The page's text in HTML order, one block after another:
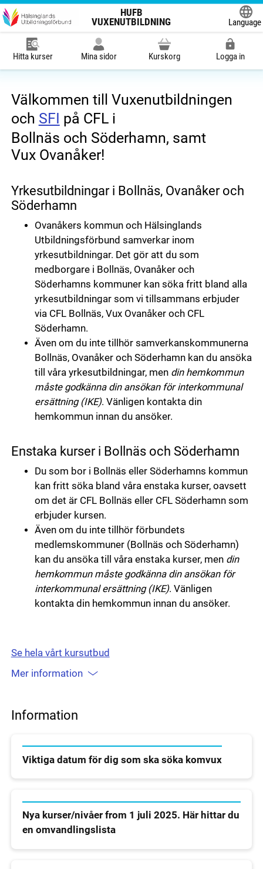
HUFB
VUXENUTBILDNING
Language
Hitta kurser Mina sidor Kurskorg Logga in
Välkommen till Vuxenutbildningen
och SFI på CFL i
Bollnäs och Söderhamn, samt
Vux Ovanåker!
Yrkesutbildningar i Bollnäs, Ovanåker och
Söderhamn
Ovanåkers kommun och Hälsinglands
Utbildningsförbund samverkar inom
yrkesutbildningar. Det gör att du som
medborgare i Bollnäs, Ovanåker och
Söderhamns kommuner kan söka fritt bland alla
yrkesutbildningar som vi tillsammans erbjuder
via CFL Bollnäs, Vux Ovanåker och CFL
Söderhamn.
Även om du inte tillhör samverkanskommunerna
Bollnäs, Ovanåker och Söderhamn kan du ansöka
till våra yrkesutbildningar, men din hemkommun
måste godkänna din ansökan för interkommunal
ersättning (IKE). Vänligen kontakta din
hemkommun innan du ansöker.
Enstaka kurser i Bollnäs och Söderhamn
Du som bor i Bollnäs eller Söderhamns kommun
kan fritt söka bland våra enstaka kurser, oavsett
om det är CFL Bollnäs eller CFL Söderhamn som
erbjuder kursen.
Även om du inte tillhör förbundets
medlemskommuner (Bollnäs och Söderhamn)
kan du ansöka till våra enstaka kurser, men din
hemkommun måste godkänna din ansökan för
interkommunal ersättning (IKE). Vänligen
kontakta din hemkommun innan du ansöker.
Se hela vårt kursutbud
Mer information
Information
Viktiga datum för dig som ska söka komvux
Nya kurser/nivåer from 1 juli 2025. Här hittar du
en omvandlingslista